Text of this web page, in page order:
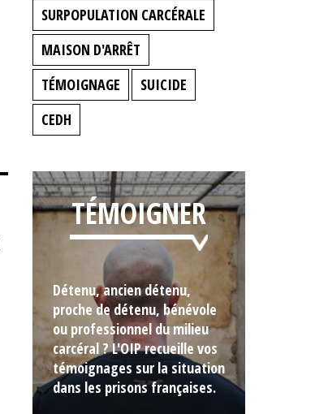
SURPOPULATION CARCÉRALE
MAISON D'ARRÊT
TÉMOIGNAGE
SUICIDE
CEDH
TÉMOIGNER
Détenu, ancien détenu,
proche de détenu, bénévole
ou professionnel du milieu
carcéral ? L'OIP recueille vos
témoignages sur la situation
dans les prisons françaises.